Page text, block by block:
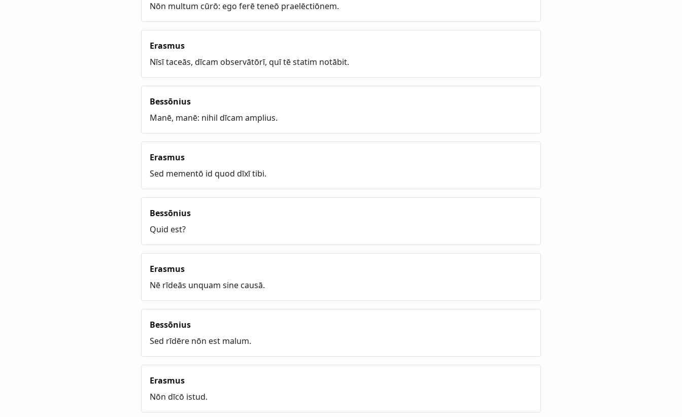
Nōn multum cūrō: ego ferē teneō praelēctiōnem.
Erasmus
Nīsī taceās, dīcam observātōrī, quī tē statim notābit.
Bessōnius
Manē, manē: nihil dīcam amplius.
Erasmus
Sed mementō id quod dīxī tibi.
Bessōnius
Quid est?
Erasmus
Nē rīdeās unquam sine causā.
Bessōnius
Sed rīdēre nōn est malum.
Erasmus
Nōn dīcō istud.